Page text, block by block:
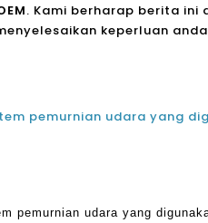
. Kami berharap berita
keperluan
pemurnian udara yang